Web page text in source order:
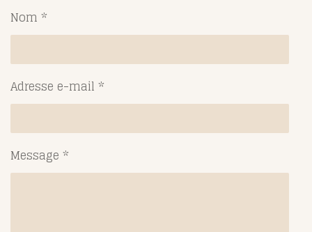
e
r r r r
Nom *
Adresse e-mail *
Message *